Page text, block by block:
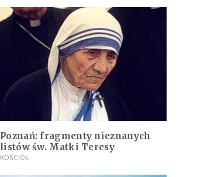
Poznań: fragmenty nieznanych
listów św. Matki Teresy
KOŚCIÓŁ